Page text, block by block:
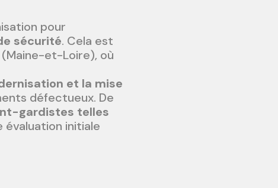
pour
sécurité. Cela est
et-Loire), où
et la mise
défectueux. De
gardistes telles
évaluation initiale